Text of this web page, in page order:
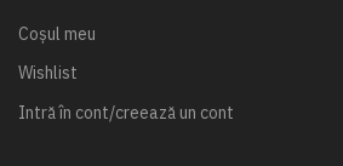
Coșul meu
Wishlist
Intră în cont/creează un cont